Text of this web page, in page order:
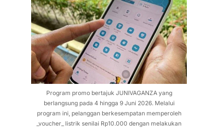
Program promo bertajuk JUNIVAGANZA yang
berlangsung pada 4 hingga 9 Juni 2026. Melalui
program ini, pelanggan berkesempatan memperoleh
_voucher_ listrik senilai Rp10.000 dengan melakukan